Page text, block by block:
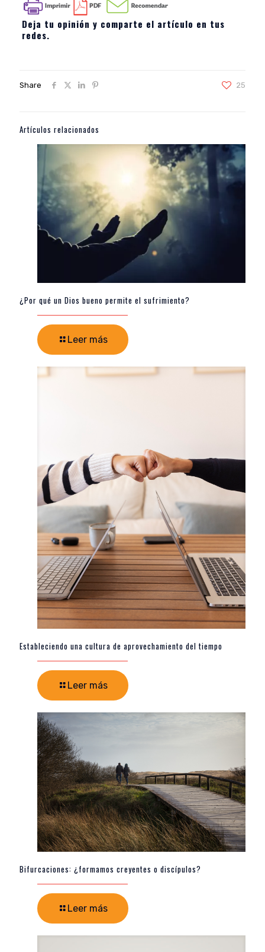
Deja tu opinión y comparte el artículo en tus
redes.
Share 25
Artículos relacionados
¿Por qué un Dios bueno permite el sufrimiento?
Leer más
Estableciendo una cultura de aprovechamiento del tiempo
Leer más
Bifurcaciones: ¿formamos creyentes o discípulos?
Leer más